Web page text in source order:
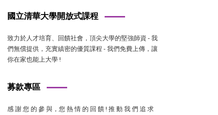
國立清華大學開放式課程
致力於人才培育、回饋社會，頂尖大學的堅強師資 - 我
們無償提供，充實縝密的優質課程 - 我們免費上傳，讓
你在家也能上大學 !
募款專區
感 謝 您 的 參 與，您 熱 情 的 回 饋 ! 推 動 我 們 追 求